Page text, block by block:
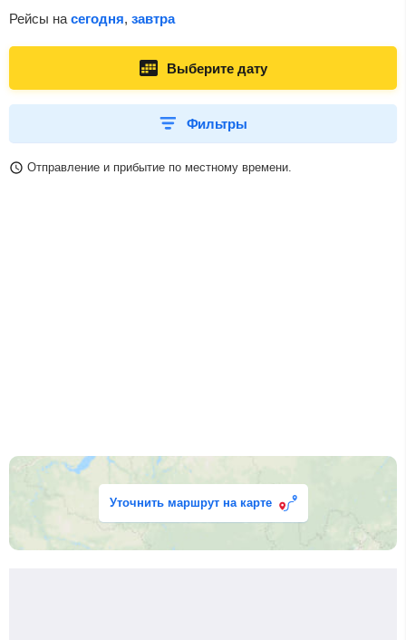
Рейсы на сегодня, завтра
Выберите дату
Фильтры
Отправление и прибытие по местному времени.
Уточнить маршрут на карте